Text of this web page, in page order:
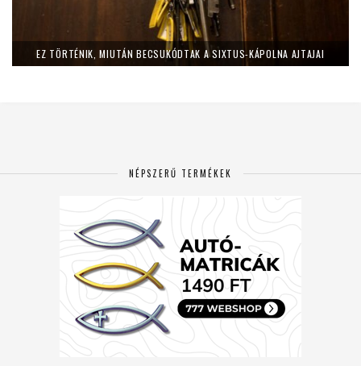
EZ TÖRTÉNIK, MIUTÁN BECSUKÓDTAK A SIXTUS-KÁPOLNA AJTAJAI
NÉPSZERŰ TERMÉKEK